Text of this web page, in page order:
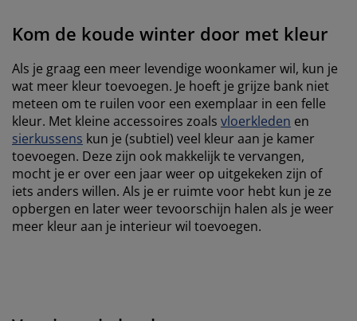
Kom de koude winter door met kleur
Als je graag een meer levendige woonkamer wil, kun je
wat meer kleur toevoegen. Je hoeft je grijze bank niet
meteen om te ruilen voor een exemplaar in een felle
kleur. Met kleine accessoires zoals vloerkleden en
sierkussens kun je (subtiel) veel kleur aan je kamer
toevoegen. Deze zijn ook makkelijk te vervangen,
mocht je er over een jaar weer op uitgekeken zijn of
iets anders willen. Als je er ruimte voor hebt kun je ze
opbergen en later weer tevoorschijn halen als je weer
meer kleur aan je interieur wil toevoegen.